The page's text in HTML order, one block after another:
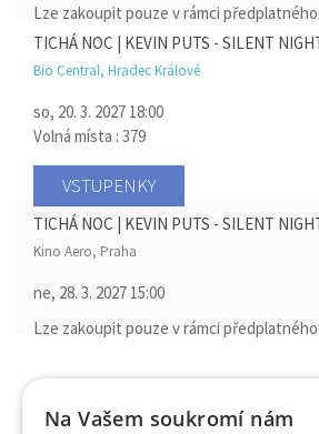
Lze zakoupit pouze v rámci předplatného
TICHÁ NOC | KEVIN PUTS - SILENT
Bio Central, Hradec Králové
so, 20. 3. 2027 18:00
Volná místa : 379
VSTUPENKY
TICHÁ NOC | KEVIN PUTS - SILENT
Kino Aero, Praha
ne, 28. 3. 2027 15:00
Lze zakoupit pouze v rámci předplatného
Na Vašem soukromí nám